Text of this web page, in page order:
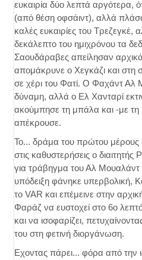
ευκαιρία δύο λεπτά αργότερα,
(από θέση οφσάιντ), αλλά
καλές ευκαιρίες του Τρεζεγκέ,
δεκάλεπτο του ημιχρόνου τα
Σαουδάραβες απείλησαν
απομάκρυνε ο Χεγκάζι και στη
σε χέρι του Φατί. Ο Φαχάντ Αλ
δύναμη, αλλά ο Ελ Χανταρί
ακούμπησε τη μπάλα και -με τη
απέκρουσε.
Το... δράμα του πρώτου μέρους
στις καθυστερήσεις ο
για τράβηγμα του Αλ
υπόδειξη φάνηκε υπερβολική,
το VAR και επέμεινε στην
Φαράζ να ευστοχεί στο 6ο
και να ισοφαρίζει,
του στη φετινή διοργάνωση.
Εχοντας πάρει... φόρα από την